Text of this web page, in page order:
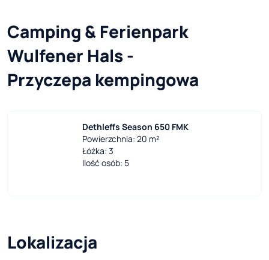
Camping & Ferienpark
Wulfener Hals -
Przyczepa kempingowa
Dethleffs Season 650 FMK
Powierzchnia: 20 m²
Łóżka: 3
Ilość osób: 5
Lokalizacja